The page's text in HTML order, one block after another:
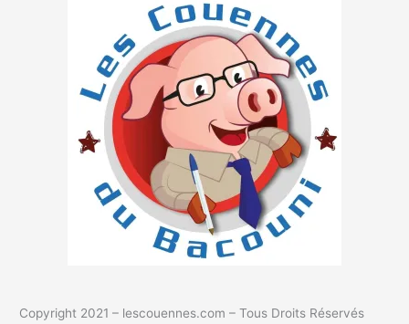
Copyright 2021 – lescouennes.com – Tous Droits Réservés